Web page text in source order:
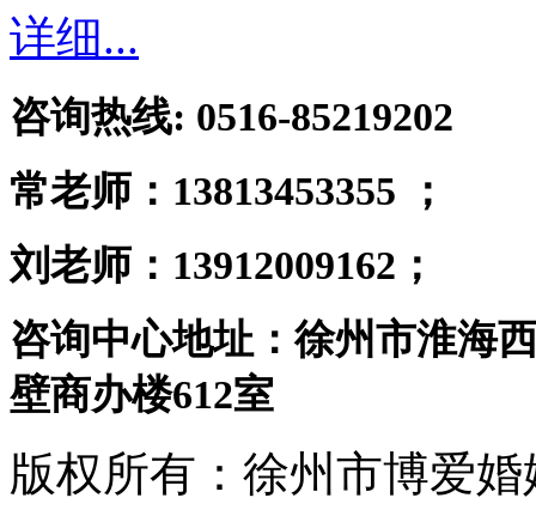
详细...
咨询热线: 0516-85219202
常老师： 13813453355 ；
刘老师：13912009162；
咨询中心地址：徐州市淮海
壁商办楼612室
版权所有：徐州市博爱